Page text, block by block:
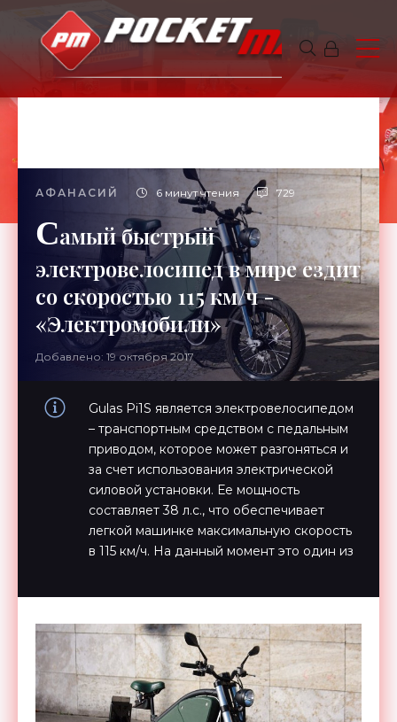
АФАНАСИЙ 6 минут чтения 729
Самый быстрый
электровелосипед в мире ездит
со скоростью 115 км/ч -
«Электромобили»
Добавлено: 19 октября 2017
Gulas Pi1S является электровелосипедом
– транспортным средством с педальным
приводом, которое может разгоняться и
за счет использования электрической
силовой установки. Ее мощность
составляет 38 л.с., что обеспечивает
легкой машинке максимальную скорость
в 115 км/ч. На данный момент это один из